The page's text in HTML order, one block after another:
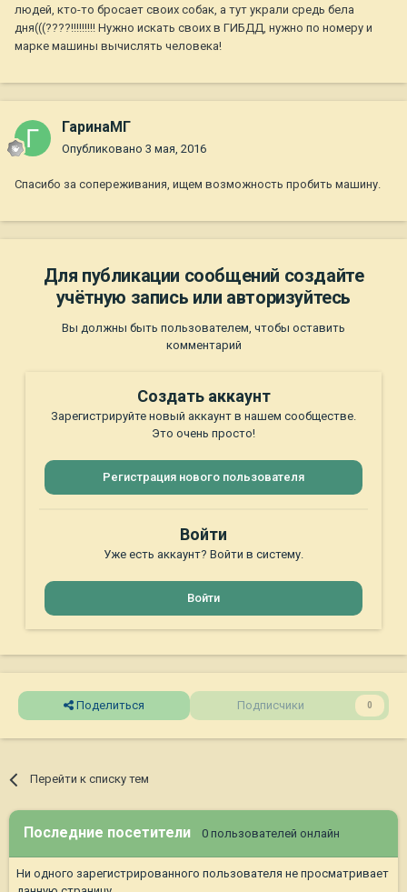
людей, кто-то бросает своих собак, а тут украли средь бела
дня(((????!!!!!!!!! Нужно искать своих в ГИБДД, нужно по номеру и
марке машины вычислять человека!
ГаринаМГ
Опубликовано 3 мая, 2016
Спасибо за сопереживания, ищем возможность пробить машину.
Для публикации сообщений создайте
учётную запись или авторизуйтесь
Вы должны быть пользователем, чтобы оставить
комментарий
Создать аккаунт
Зарегистрируйте новый аккаунт в нашем сообществе.
Это очень просто!
Регистрация нового пользователя
Войти
Уже есть аккаунт? Войти в систему.
Войти
Поделиться Подписчики 0
Перейти к списку тем
Последние посетители 0 пользователей онлайн
Ни одного зарегистрированного пользователя не просматривает